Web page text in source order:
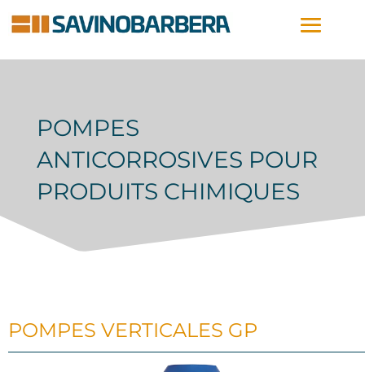
POMPES
ANTICORROSIVES POUR
PRODUITS CHIMIQUES
POMPES VERTICALES GP